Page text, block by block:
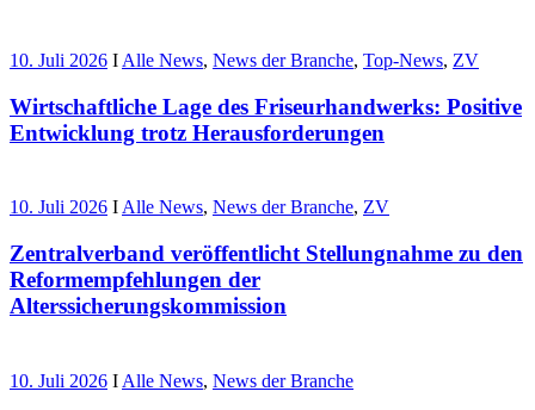
10. Juli 2026 I Alle News, News der Branche, Top-News, ZV
Wirtschaftliche Lage des Friseurhandwerks: Positive
Entwicklung trotz Herausforderungen
10. Juli 2026 IAlle News, News der Branche, ZV
Zentralverband veröffentlicht Stellungnahme zu den
Reformempfehlungen der
Alterssicherungskommission
10. Juli 2026 I Alle News, News der Branche